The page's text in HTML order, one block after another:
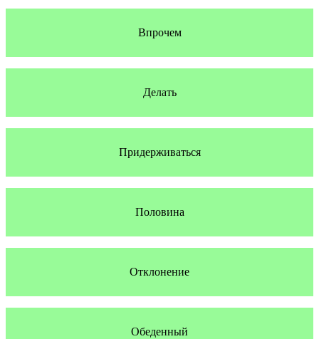
Впрочем
Делать
Придерживаться
Половина
Отклонение
Обеденный